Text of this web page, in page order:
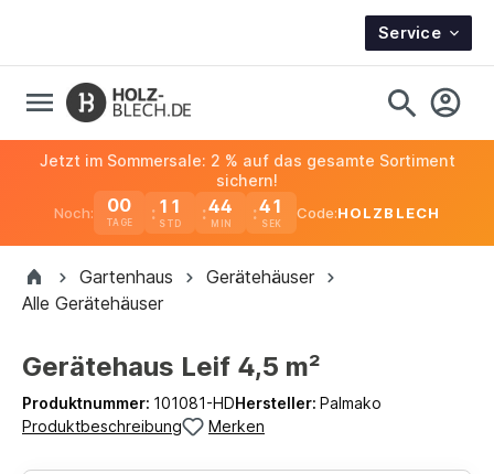
Service
Noch: 00
TAGE
11 44 41
Jetzt im Sommersale: 2 % auf das gesamte Sortiment
sichern!
Code:HOLZBLECH
Gartenhaus
Gerätehäuser
Alle Gerätehäuser
Gerätehaus Leif 4,5 m²
Produktnummer: 101081-HDHersteller: Palmako
Produktbeschreibung
Merken